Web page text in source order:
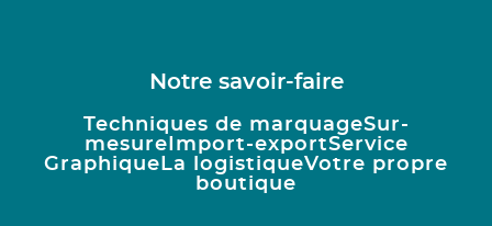
Notre savoir-faire
Techniques de marquageSur-
mesure Import-exportService
Graphique La logistiqueVotre propre
boutique